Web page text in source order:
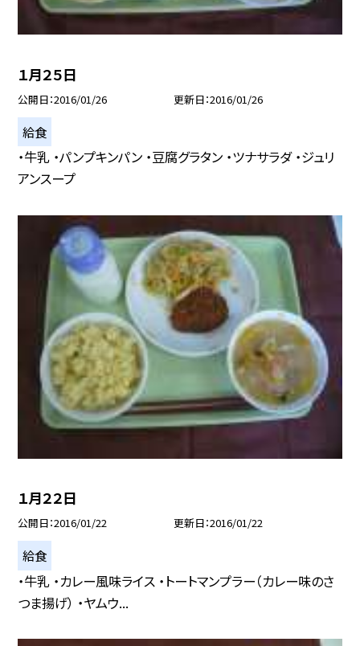
１月２５日
公開日 2016/01/26 更新日 2016/01/26
給食
・牛乳 ・パンプキンパン ・豆腐グラタン ・ツナサラダ ・ジュリ
アンスープ
１月２２日
公開日 2016/01/22 更新日 2016/01/22
給食
・牛乳 ・カレー風味ライス ・トートマンプラー（カレー味のさ
つま揚げ） ・ヤムウ...